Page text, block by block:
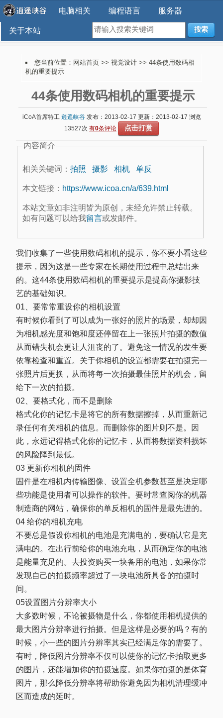
电脑相关 编程语言 服务器
关于本站 搜索
您当前位置： 网站首页 >> 视觉设计 >> 44条使用数码相
机的重要提示
44条使用数码相机的重要提示
iCoA首席特工 逍遥峡谷发布：2013-02-17 更新：2013-02-17 浏览
13527次 有0条评论 点击打赏
内容简介
相关关键词： 拍照 摄影 相机 单反
本文链接： https://www.icoa.cn/a/639.html
本站文章如非注明皆为原创，未经允许禁止转载。
如有问题可以给我留言或发邮件。
我们收集了一些使用数码相机的提示，你不要小看这些
提示，因为这是一些专家在长期使用过程中总结出来
的。这44条使用数码相机的重要提示是提高你摄影技
艺的基础知识。
01、要常常重设你的相机设置
有时候你看到了可以成为一张好的照片的场景，却却因
为相机感光度和饱和度还停留在上一张照片拍摄的数值
从而错失机会更让人沮丧的了。避免这一情况的发生要
依靠检查和重置。关于你相机的设置都需要在拍摄完一
张照片后更换，从而将每一次拍摄最佳照片的机会，留
给下一次的拍摄。
02、要格式化，而不是删除
格式化你的记忆卡是将它的所有数据擦掉，从而重新记
录任何有关相机的信息。而删除你的图片则不是。因
此，永远记得格式化你的记忆卡，从而将数据资料损坏
的风险降到最低。
03 更新你相机的固件
固件是在相机内传输图像、设置全机参数甚至是决定哪
些功能是使用者可以操作的软件。要时常查阅你的机器
制造商的网站，确保你的单反相机的固件是最先进的。
04 给你的相机充电
不要总是假设你相机的电池是充满电的，要确认它是充
满电的。在出行前给你的电池充电，从而确定你的电池
是能量充足的。去投资购买一块备用的电池，如果你常
发现自己的拍摄频率超过了一块电池所具备的拍摄时
间。
05设置图片分辨率大小
大多数时候，不论被摄物是什么，你都使用相机提供的
最大图片分辨率进行拍摄。但是这样是必要的吗？有的
时候，小一些的图片分辨率其实已经满足你的需要了。
有时，降低图片分辨率不仅可以使你的记忆卡拍取更多
的图片，还能增加你的拍摄速度。如果你拍摄的是体育
图片，那么降低分辨率将帮助你避免因为相机清理缓冲
区而造成的延时。